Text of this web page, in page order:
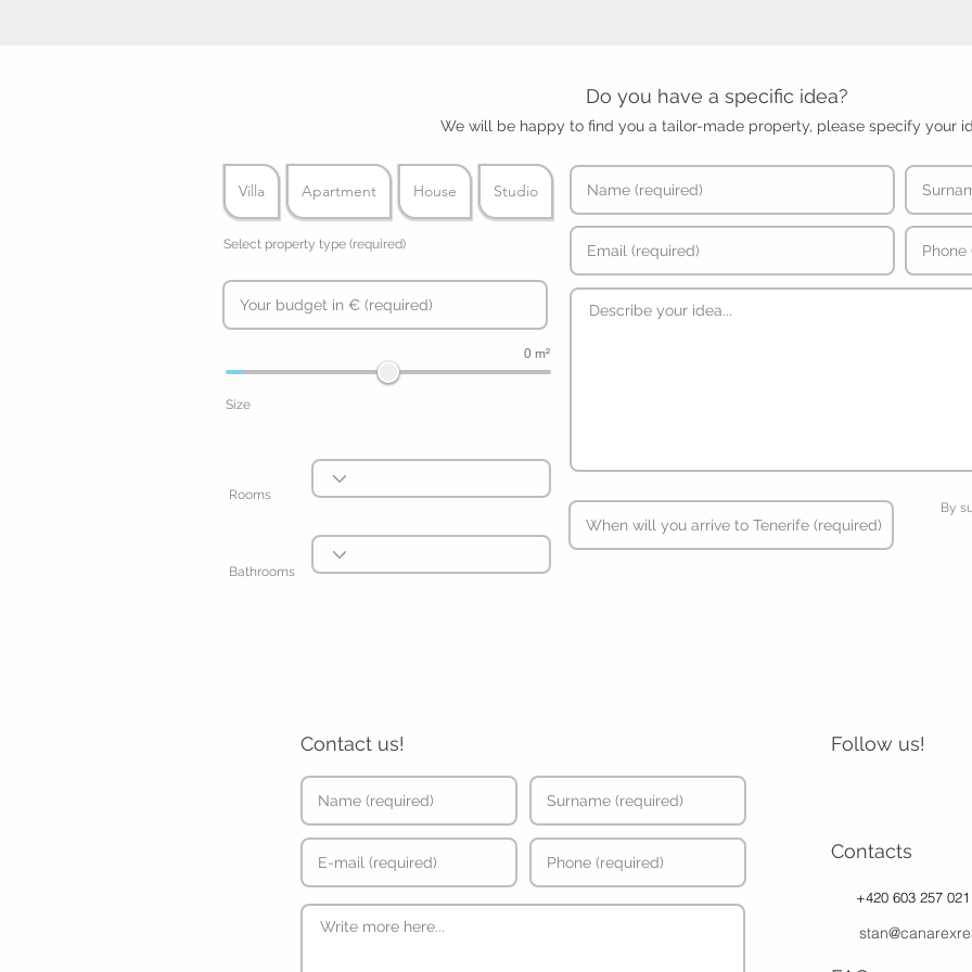
Do you have a specific idea?
We will be happy to find you a tailor-made property, please specify your
Villa Apartment House Studio
Select property type (required)
0 m²
Size
Rooms
Bathrooms
By
Contact us! Follow us!
Contacts
+420 603 257 021